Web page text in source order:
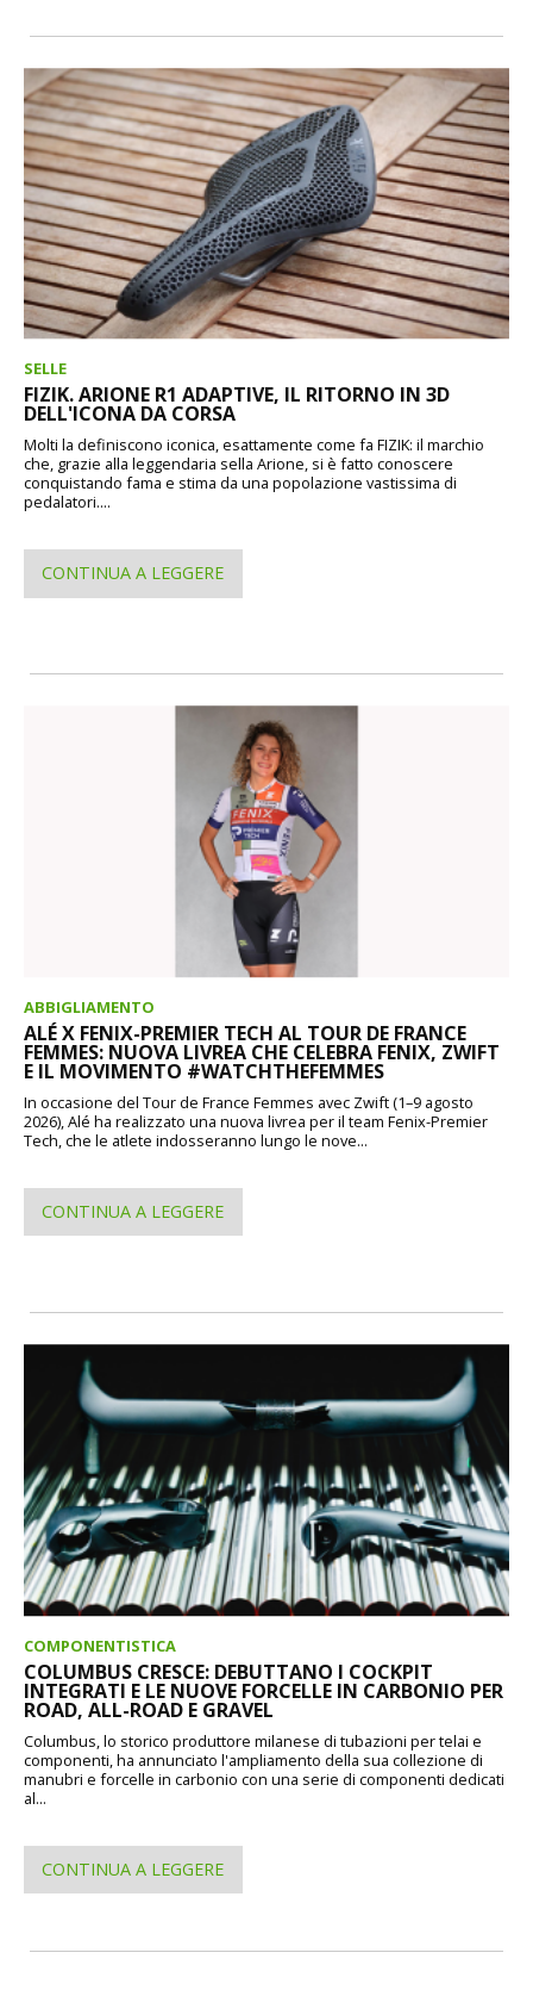
SELLE
FIZIK. ARIONE R1 ADAPTIVE, IL RITORNO IN 3D
DELL'ICONA DA CORSA
Molti la definiscono iconica, esattamente come fa FIZIK: il marchio
che, grazie alla leggendaria sella Arione, si è fatto conoscere
conquistando fama e stima da una popolazione vastissima di
pedalatori....
CONTINUA A LEGGERE
ABBIGLIAMENTO
ALÉ X FENIX-PREMIER TECH AL TOUR DE FRANCE
FEMMES: NUOVA LIVREA CHE CELEBRA FENIX, ZWIFT
E IL MOVIMENTO #WATCHTHEFEMMES
In occasione del Tour de France Femmes avec Zwift (1–9 agosto
2026), Alé ha realizzato una nuova livrea per il team Fenix-Premier
Tech, che le atlete indosseranno lungo le nove...
CONTINUA A LEGGERE
COMPONENTISTICA
COLUMBUS CRESCE: DEBUTTANO I COCKPIT
INTEGRATI E LE NUOVE FORCELLE IN CARBONIO PER
ROAD, ALL-ROAD E GRAVEL
Columbus, lo storico produttore milanese di tubazioni per telai e
componenti, ha annunciato l'ampliamento della sua collezione di
manubri e forcelle in carbonio con una serie di componenti dedicati
al...
CONTINUA A LEGGERE